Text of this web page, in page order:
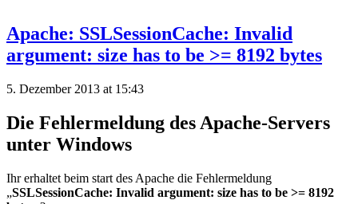
Apache: SSLSessionCache: Invalid
argument: size has to be >= 8192 bytes
5. Dezember 2013 at 15:43
Die Fehlermeldung des Apache-Servers
unter Windows
Ihr erhaltet beim start des Apache die Fehlermeldung
„SSLSessionCache: Invalid argument: size has to be >= 8192